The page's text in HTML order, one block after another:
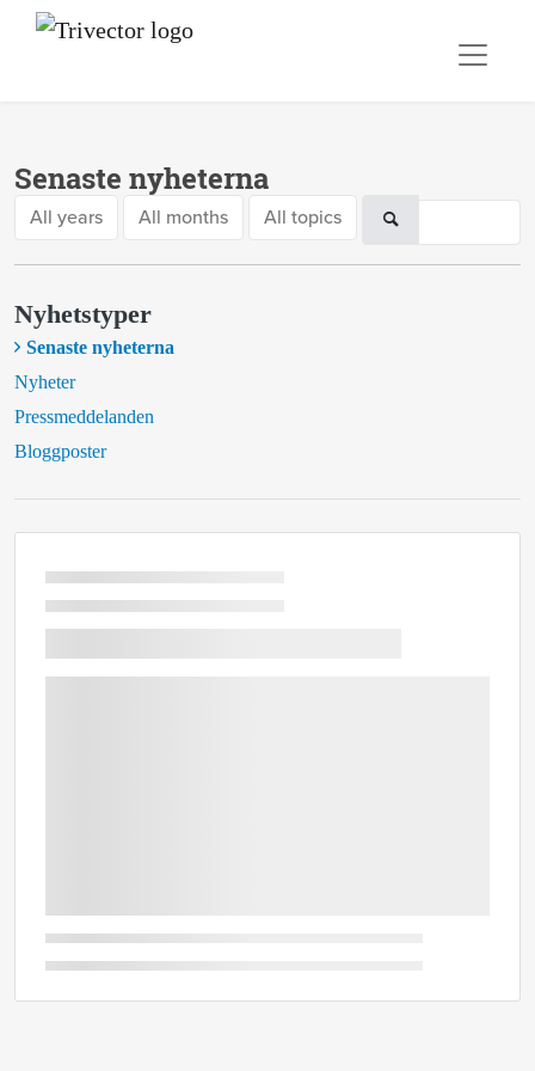
Senaste nyheterna
All years All months All topics
Nyhetstyper
Senaste nyheterna
Nyheter
Pressmeddelanden
Bloggposter